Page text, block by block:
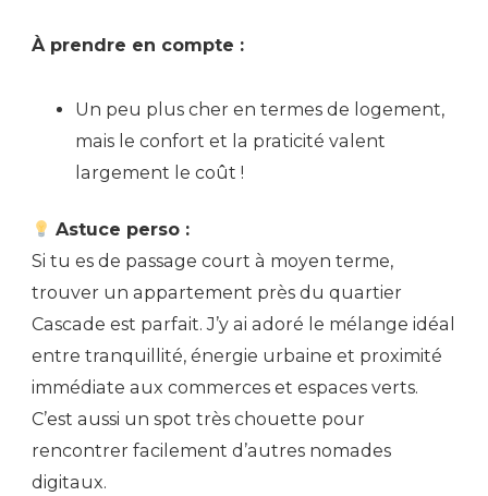
À prendre en compte :
Un peu plus cher en termes de logement,
mais le confort et la praticité valent
largement le coût !
Astuce perso :
Si tu es de passage court à moyen terme,
trouver un appartement près du quartier
Cascade est parfait. J’y ai adoré le mélange idéal
entre tranquillité, énergie urbaine et proximité
immédiate aux commerces et espaces verts.
C’est aussi un spot très chouette pour
rencontrer facilement d’autres nomades
digitaux.